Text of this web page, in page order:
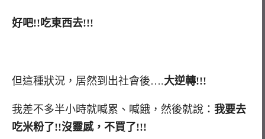
好吧!!吃東西去!!!
但這種狀況，居然到出社會後….大逆轉!!!
我差不多半小時就喊累、喊餓，然後就說： 我要去
吃米粉了!!沒靈感，不買了!!!